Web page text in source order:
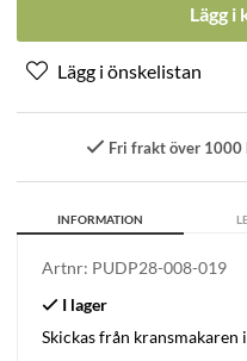
Lägg i
Fri frakt över 1000
INFORMATION
Artnr: PUDP28-008-019
Skickas från kransmakaren